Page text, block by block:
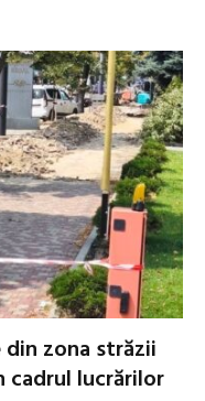
zona străzii
cadrul lucrărilor